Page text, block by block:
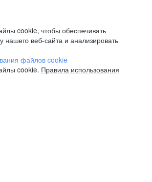
cookie, чтобы обеспечивать
нашего веб-сайта и анализировать
файлов cookie
cookie. Правила использования